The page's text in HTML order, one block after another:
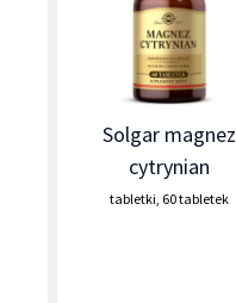
Solgar magnez
cytrynian
tabletki, 60 tabletek